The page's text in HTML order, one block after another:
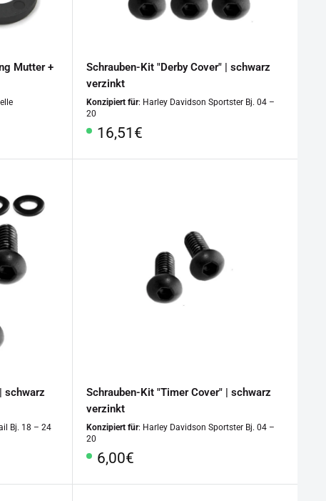
Mutter +
Schrauben-Kit "Derby Cover" | schwarz
verzinkt
Konzipiert für: Harley Davidson Sportster Bj. 04 –
20
Sonderpreis
16,51€
schwarz
Bj. 18 – 24
Schrauben-Kit "Timer Cover" | schwarz
verzinkt
Konzipiert für: Harley Davidson Sportster Bj. 04 –
20
Sonderpreis
6,00€